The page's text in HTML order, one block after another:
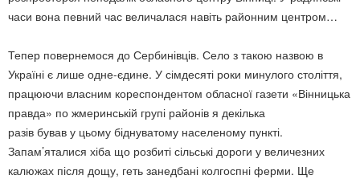
часи вона певний час величалася навіть районним центром…
Тепер повернемося до Сербинівців. Село з такою назвою в
Україні є лише одне-єдине. У сімдесяті роки минулого століття,
працюючи власним кореспондентом обласної газети «Вінницька
правда» по жмеринській групі районів я декілька
разів бував у цьому біднуватому населеному пункті.
Запам’яталися хіба що розбиті сільські дороги у величезних
калюжах після дощу, геть занедбані колгоспні ферми. Ще